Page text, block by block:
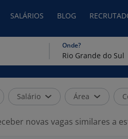
SALÁRIOS BLOG
Onde?
Salário Área
novas vagas similares a